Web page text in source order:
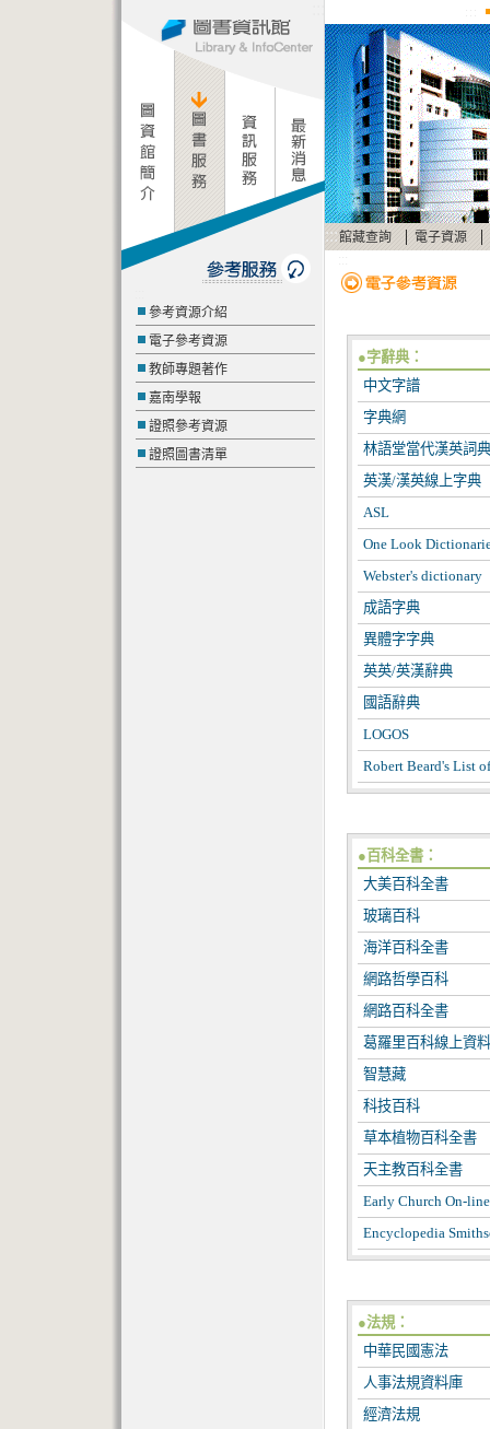
參考資源介紹
電子參考資源
教師專題著作
嘉南學報
證照參考資源
證照圖書清單
:::館藏查詢 | 電子資源 |
●字辭典：
中文字譜
字典網
林語堂當代漢英詞典
英漢/漢英線上字典
ASL
One Look
Webster's dictionary
成語字典
異體字字典
英英/英漢辭典
國語辭典
LOGOS
Robert Beard's List
●百科全書：
大美百科全書
玻璃百科
海洋百科全書
網路哲學百科
網路百科全書
葛羅里百科線上資
智慧藏
科技百科
草本植物百科全書
天主教百科全書
Early Church On-
Encyclopedia
●法規：
中華民國憲法
人事法規資料庫
經濟法規